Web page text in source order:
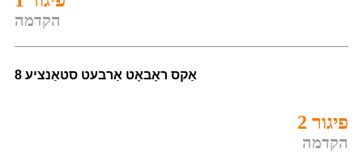
הקדמה
8 אַקס ראָבאָט אַרבעט סטאַנציע
פיגור 2
הקדמה